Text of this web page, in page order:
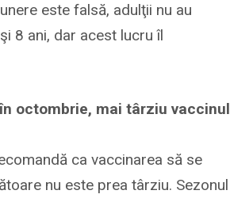
este falsă, adulţii nu au
8 ani, dar acest lucru îl
octombrie, mai târziu vaccinul
ca vaccinarea să se
nu este prea târziu. Sezonul